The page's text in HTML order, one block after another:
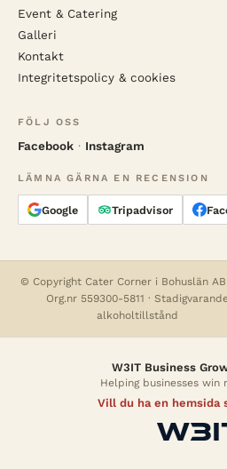
Event & Catering
Galleri
Kontakt
Integritetspolicy & cookies
FÖLJ OSS
Facebook · Instagram
LÄMNA GÄRNA EN RECENSION
Google Tripadvisor
© Copyright Cater Corner i Bohuslän
Org.nr 559300-5811 ·
alkoholtillstånd
W3IT Business
Helping businesses win
Vill du ha en hemsida